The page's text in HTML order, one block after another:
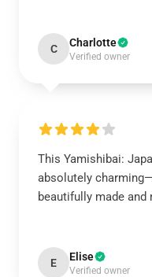
C Charlotte
Verified owner
This Yamishibai:
absolutely
beautifully made and
E Elise
Verified owner